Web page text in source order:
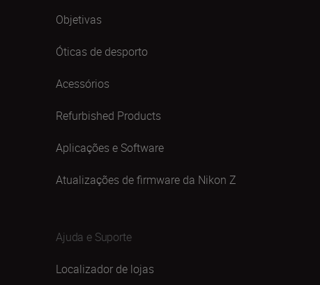
Objetivas
Óticas de desporto
Acessórios
Refurbished Products
Aplicações e Software
Atualizações de firmware da Nikon Z
Ajuda e Suporte
Localizador de lojas